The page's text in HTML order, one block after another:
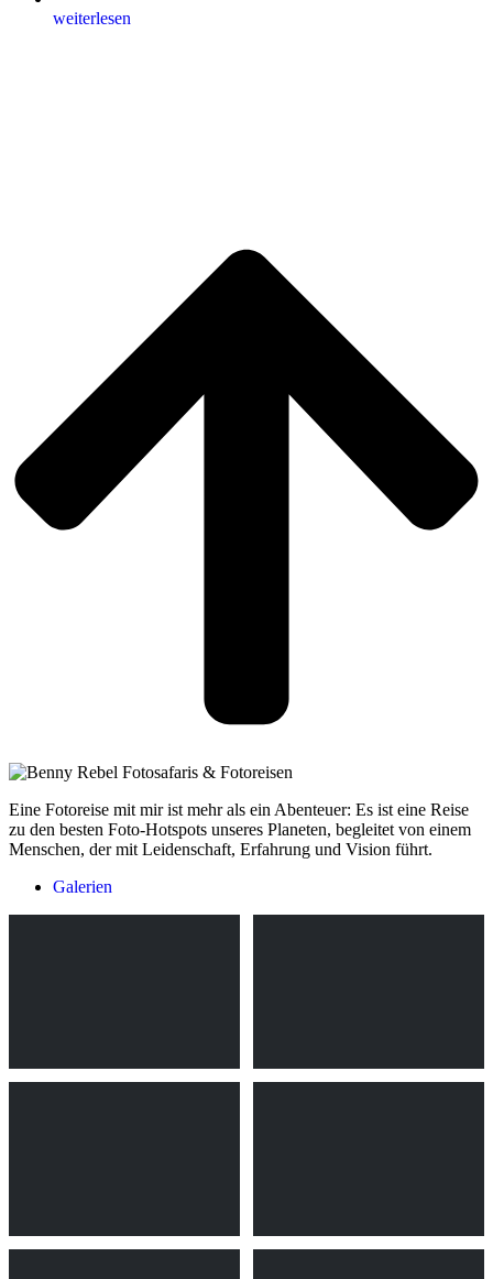
weiterlesen
Eine Fotoreise mit mir ist mehr als ein Abenteuer: Es ist eine Reise
zu den besten Foto-Hotspots unseres Planeten, begleitet von einem
Menschen, der mit Leidenschaft, Erfahrung und Vision führt.
Galerien